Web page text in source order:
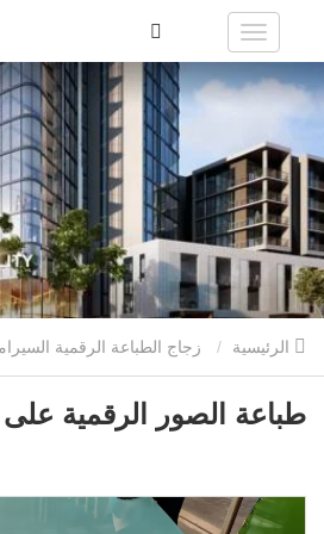
زجاج الطباعة الرقمية
الرقمية على الزجاج
طباعة الصور الرقمية على